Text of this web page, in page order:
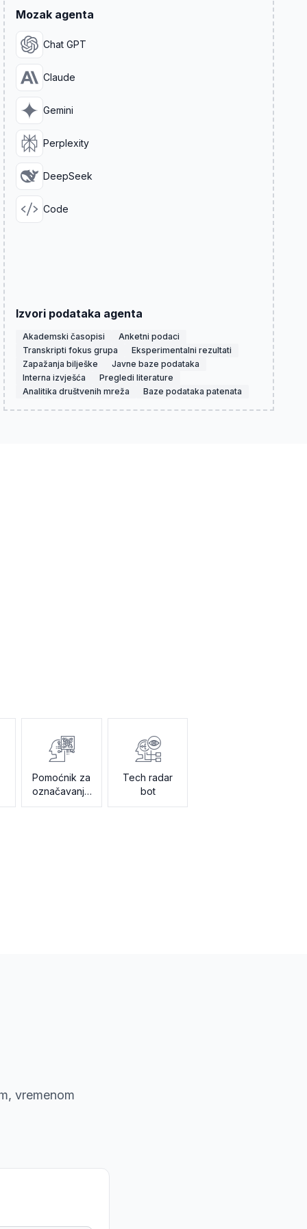
Mozak agenta
Chat GPT
Claude
Gemini
Perplexity
DeepSeek
Code
Izvori podataka agenta
Akademski časopisi
Anketni podaci
Transkripti fokus grupa
Eksperimentalni rezultati
Zapažanja bilješke
Javne baze podataka
Interna izvješća
Pregledi literature
Analitika društvenih mreža
Baze podataka patenata
Pomoćnik za
označavanje
podataka
Tech radar
bot
vremenom